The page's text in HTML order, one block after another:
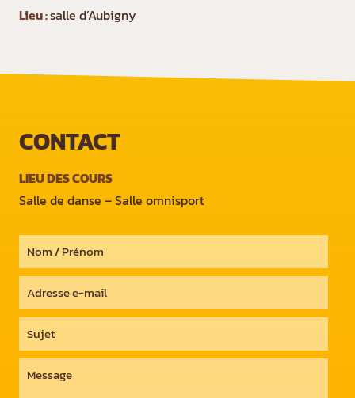
Lieu :salle d’Aubigny
CONTACT
LIEU DES COURS
Salle de danse – Salle omnisport